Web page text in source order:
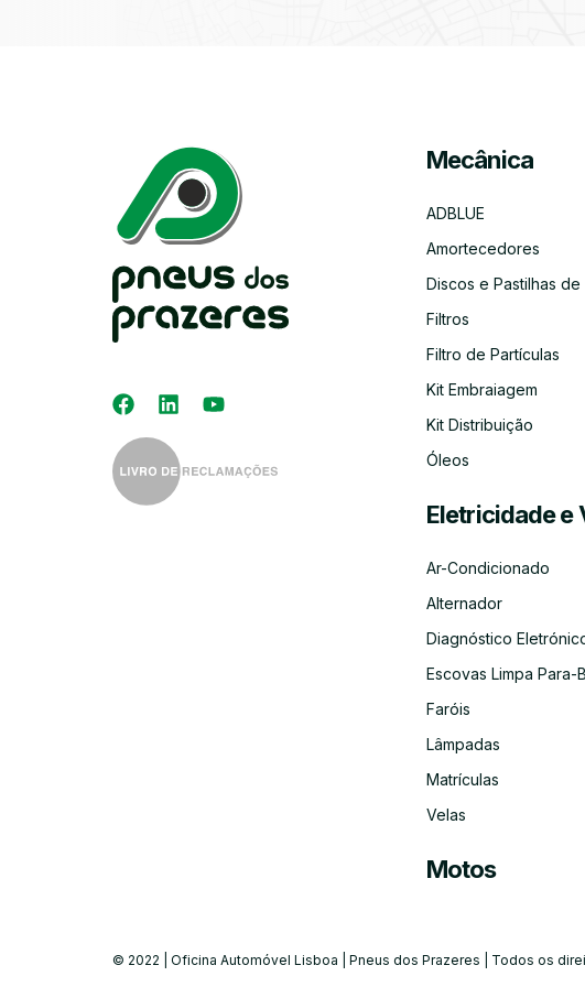
Mecânica
ADBLUE
Amortecedores
Discos e Pastilhas
Filtros
Filtro de Partículas
Kit Embraiagem
Kit Distribuição
Óleos
Eletricidade e
Ar-Condicionado
Alternador
Diagnóstico
Escovas Limpa Para-
Faróis
Lâmpadas
Matrículas
Velas
Motos
© 2022 | Oficina Automóvel Lisboa | Pneus dos Prazeres | Todos os
Rádios
e
Carro